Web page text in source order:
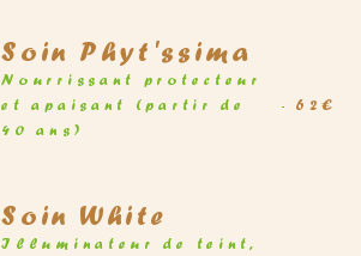
Soin Phyt'ssima
Nourrissant protecteur
et apaisant (partir de
40 ans)
62€
Soin White
Illuminateur de teint,